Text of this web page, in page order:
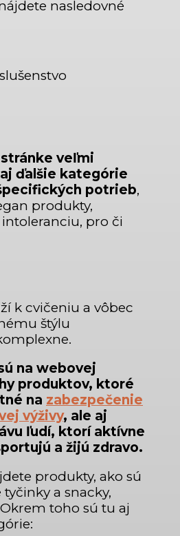
nasledovné
veľmi
ďalšie kategórie
potrieb,
produkty,
pro či
k cvičeniu a vôbec
štýlu
na webovej
produktov, ktoré
na zabezpečenie
výživy, ale aj
ľudí, ktorí aktívne
a žijú zdravo.
produkty, ako sú
a snacky,
toho sú tu aj